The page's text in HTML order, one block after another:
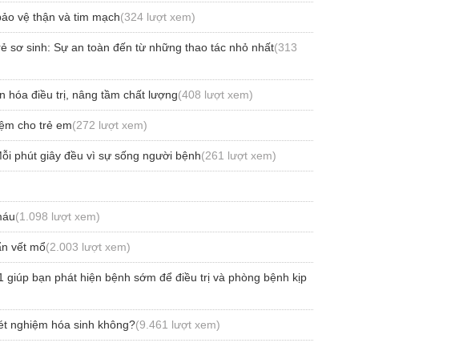
vệ thận và tim mạch(324 lượt xem)
sơ sinh: Sự an toàn đến từ những thao tác nhỏ nhất(313
hóa điều trị, nâng tầm chất lượng(408 lượt xem)
cho trẻ em(272 lượt xem)
phút giây đều vì sự sống người bệnh(261 lượt xem)
(1.098 lượt xem)
vết mổ(2.003 lượt xem)
bạn phát hiện bệnh sớm để điều trị và phòng bệnh kịp
nghiệm hóa sinh không?(9.461 lượt xem)